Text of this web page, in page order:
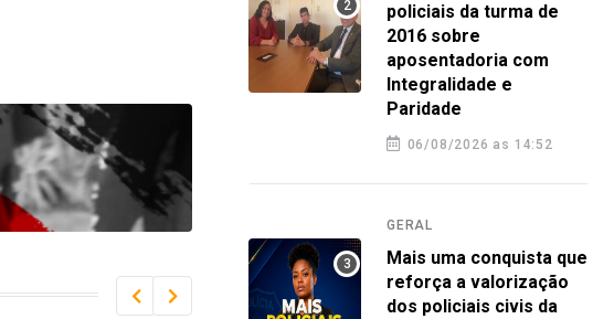
policiais da turma de
2016 sobre
aposentadoria com
Integralidade e
Paridade
06/08/2026 as 14:52
GERAL
Mais uma conquista que
reforça a valorização
dos policiais civis da